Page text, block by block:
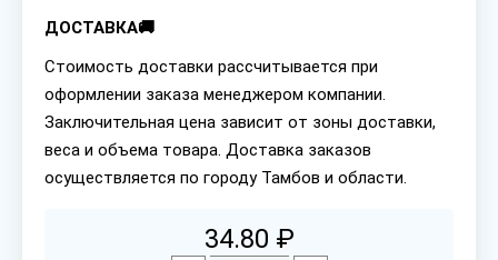
ДОСТАВКА🚚
Стоимость доставки рассчитывается при
оформлении заказа менеджером компании.
Заключительная цена зависит от зоны доставки,
веса и объема товара. Доставка заказов
осуществляется по городу Тамбов и области.
34.80 ₽